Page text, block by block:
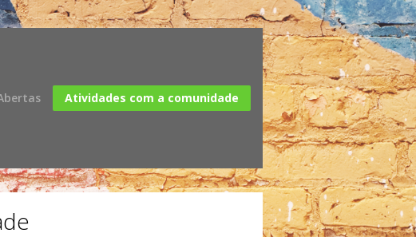
Atividades com a comunidade